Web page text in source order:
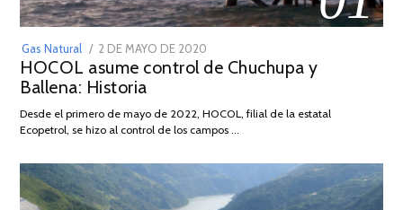
Gas Natural
POSTED
ON
2 DE MAYO DE 2020
DE
2026
HOCOL asume control de Chuchupa y
Ballena: Historia
Desde el primero de mayo de 2022, HOCOL, filial de la estatal
Ecopetrol, se hizo al control de los campos …